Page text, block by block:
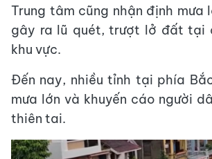
Trung tâm cũng nhận định mưa
gây ra lũ quét, trượt lở đất tại
khu vực.
Đến nay, nhiều tỉnh tại phía
mưa lớn và khuyến cáo người
thiên tai.